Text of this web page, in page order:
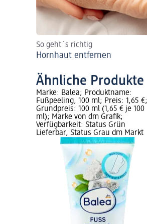
So geht´s richtig
Hornhaut entfernen
Ähnliche Produkte
Marke: Balea; Produktname:
Fußpeeling, 100 ml; Preis: 1,65 €;
Grundpreis: 100 ml (1,65 € je 100
ml); Marke von dm Grafik;
Verfügbarkeit: Status Grün
Lieferbar, Status Grau dm Markt